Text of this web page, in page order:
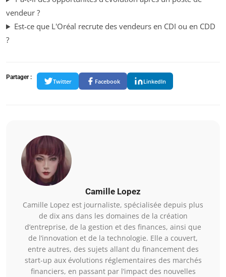
vendeur ?
Est-ce que L'Oréal recrute des vendeurs en CDI ou en CDD
?
Partager :
Twitter Facebook LinkedIn
Camille Lopez
Camille Lopez est journaliste, spécialisée depuis plus
de dix ans dans les domaines de la création
d’entreprise, de la gestion et des finances, ainsi que
de l’innovation et de la technologie. Elle a couvert,
entre autres, des sujets allant du financement des
start-up aux évolutions réglementaires des marchés
financiers, en passant par l’impact des nouvelles